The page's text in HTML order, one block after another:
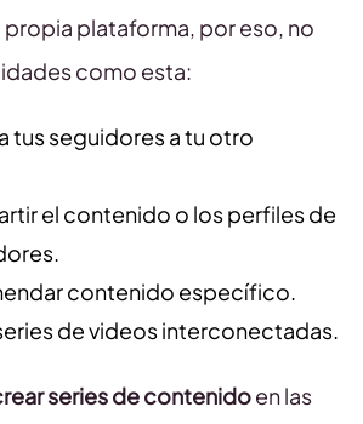
propia plataforma, por eso, no
como esta:
tus seguidores a tu otro
el contenido o los perfiles de
contenido específico.
de videos interconectadas.
series de contenidoen las